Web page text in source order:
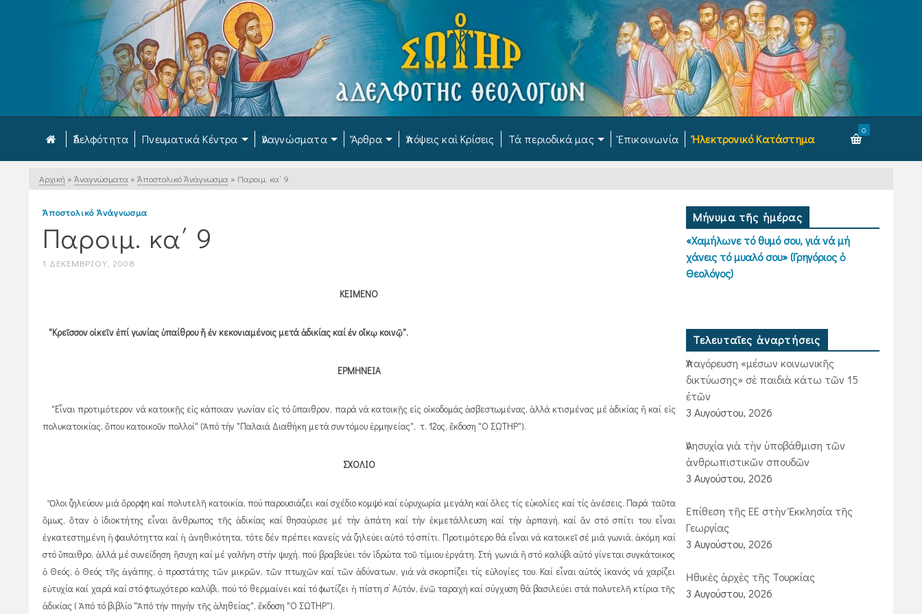
Ἀδελφότητα Πνευματικά Κέντρα Ἀναγνώσματα Ἄρθρα Ἀπόψεις καὶ Κρίσεις Τά περιοδικά μας Ἐπικοινωνία Ἠλεκτρονικό Κατάστημα
0
Αρχική » Ἀναγνώσματα » Ἀποστολικό Ἀνάγνωσμα » Παροιμ. κα΄ 9
Ἀποστολικό Ἀνάγνωσμα
Παροιμ. κα΄ 9
1 ΔΕΚΕΜΒΡΊΟΥ, 2008
ΚΕΙΜΕΝΟ
"Κρεῖσσον οἰκεῖν ἐπί γωνίας ὑπαίθρου ἤ ἐν κεκονιαμένοις μετά ἀδικίας καί ἐν οἴκῳ κοινῷ".
ΕΡΜΗΝΕΙΑ
"Εἶναι προτιμότερον νά κατοικῇς εἰς κάποιαν γωνίαν εἰς τό ὕπαιθρον, παρά νά κατοικῇς εἰς οἰκοδομάς ἀσβεστωμένας, ἀλλά κτισμένας μέ ἀδικίας ἤ καί εἰς
πολυκατοικίας, ὅπου κατοικοῦν πολλοί" (Ἀπό τήν "Παλαιά Διαθήκη μετά συντόμου ἑρμηνείας", τ. 12ος, ἔκδοση "Ο ΣΩΤΗΡ").
ΣΧΟΛΙΟ
Ὅλοι ζηλεύουν μιά ὄρορφη καί πολυτελῆ κατοικία, πού παρουσιάζει καί σχέδιο κομψό καί εὐρυχωρία μεγάλη καί ὅλες τίς εὐκολίες καί τίς ἀνέσεις. Παρά ταῦτα
ὅμως, ὅταν ὁ ἰδιοκτήτης εἶναι ἄνθρωπος τῆς ἀδικίας καί θησαύρισε μέ τήν ἀπάτη καί τήν ἐκμετάλλευση καί τήν ἁρπαγή, καί ἄν στό σπίτι του εἶναι
ἐγκατεστημένη ἡ φαυλότηττα καί ἡ ἀνηθικότητα, τότε δέν πρέπει κανείς νά ζηλεύει αὐτό τό σπίτι. Προτιμότερο θά εἶναι νά κατοικεῖ σέ μιά γωνιά, ἀκόμη καί
στό ὕπαιθρο, ἀλλά μέ συνείδηση ἥσυχη καί μέ γαλήνη στήν ψυχή, πού βραβεύει τόν ἱδρώτα τοῦ τίμιου ἐργάτη. Στή γωνιά ἤ στό καλύβι αὐτό γίνεται συγκάτοικος
ὁ Θεός, ὁ Θεός τῆς ἀγάπης, ὁ προστάτης τῶν μικρῶν, τῶν πτωχῶν καί τῶν ἀδύνατων, γιά νά σκορπίζει τίς εὐλογίες του. Καί εἶναι αὐτός ἱκανός νά χαρίζει
εὐτυχία καί χαρά καί στό φτωχότερο καλύβι, πού τό θερμαίνει καί τό φωτίζει ἡ πίστη σ’ Αὐτόν, ἐνῶ ταραχή καί σύγχυση θά βασιλεύει στά πολυτελῆ κτίρια τῆς
ἀδικίας ( Ἀπό τό βιβλίο "Ἀπό τήν πηγήν τῆς ἀληθείας", ἔκδοση "Ο ΣΩΤΗΡ").
Μήνυμα τῆς ἡμέρας
«Χαμήλωνε τό θυμό σου, γιά νά μή
χάνεις τό μυαλό σου» (Γρηγόριος ὁ
Θεολόγος)
Τελευταῖες ἀναρτήσεις
Ἀπαγόρευση «μέσων κοινωνικῆς
δικτύωσης» σὲ παιδιὰ κάτω τῶν 15
ἐτῶν
3 Αυγούστου, 2026
Ἀνησυχία γιὰ τὴν ὑποβάθμιση τῶν
ἀνθρωπιστικῶν σπουδῶν
3 Αυγούστου, 2026
Ἐπίθεση τῆς ΕΕ στὴν Ἐκκλησία τῆς
Γεωργίας
3 Αυγούστου, 2026
Ἠθικὲς ἀρχὲς τῆς Τουρκίας
3 Αυγούστου, 2026